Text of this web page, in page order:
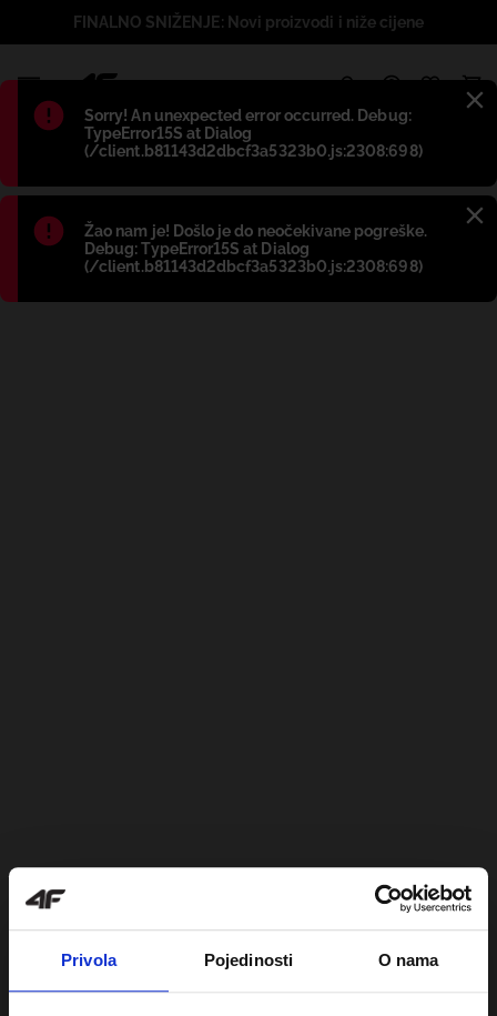
Privola Pojedinosti O nama
Błąd:
Sorry! An unexpected error occurred. Debug:
TypeError15S at Dialog
(/client.b81143d2dbcf3a5323b0.js:2308:698)
Błąd:
Žao nam je! Došlo je do neočekivane pogreške.
Debug: TypeError15S at Dialog
(/client.b81143d2dbcf3a5323b0.js:2308:698)
FINALNO SNIŽENJE: Novi proizvodi i niže cijene